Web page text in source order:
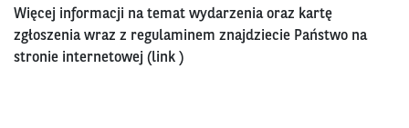
Więcej informacji na temat wydarzenia oraz kartę
zgłoszenia wraz z regulaminem znajdziecie Państwo na
stronie internetowej (link )